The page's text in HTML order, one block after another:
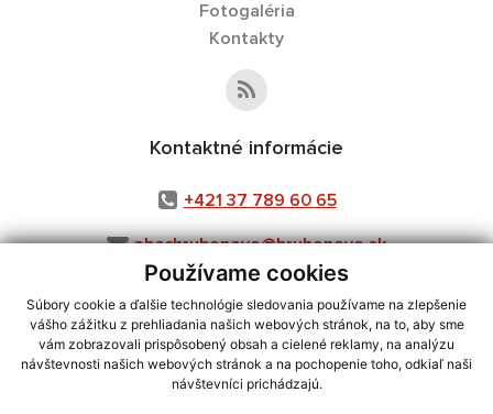
Používame cookies
Súbory cookie a ďalšie technológie sledovania používame na zlepšenie
vášho zážitku z prehliadania našich webových stránok, na to, aby sme
vám zobrazovali prispôsobený obsah a cielené reklamy, na analýzu
návštevnosti našich webových stránok a na pochopenie toho, odkiaľ naši
návštevníci prichádzajú.
Fotogaléria
Kontakty
Kontaktné informácie
+421 37 789 60 65
obechrubonovo@hrubonovo.sk
využite možnosť získavania aktuálnych informácií s využitím RSS
CMS systém (redakčný) systém ECHELON 2,Mapa stránok,web portál
webex.digital, s.r.o.,domény,registrácia domény